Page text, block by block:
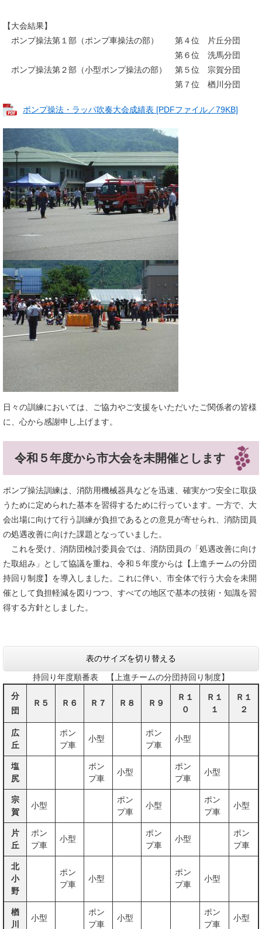
【大会結果】
ポンプ操法第１部（ポンプ車操法の部） 第４位 片丘分団
第６位 洗馬分団
ポンプ操法第２部（小型ポンプ操法の部） 第５位 宗賀分団
第７位 楢川分団
ポンプ操法・ラッパ吹奏大会成績表 [PDFファイル／79KB]
日々の訓練においては、ご協力やご支援をいただいたご関係者の皆様
に、心から感謝申し上げます。
令和５年度から市大会を未開催とします
ポンプ操法訓練は、消防用機械器具などを迅速、確実かつ安全に取扱
うために定められた基本を習得するために行っています。一方で、大
会出場に向けて行う訓練が負担であるとの意見が寄せられ、消防団員
の処遇改善に向けた課題となっていました。
これを受け、消防団検討委員会では、消防団員の「処遇改善に向け
た取組み」として協議を重ね、令和５年度からは【上進チームの分団
持回り制度】を導入しました。これに伴い、市全体で行う大会を未開
催として負担軽減を図りつつ、すべての地区で基本の技術・知識を習
得する方針としました。
表のサイズを切り替える
持回り年度順番表 【上進チームの分団持回り制度】
分
団
Ｒ５ Ｒ６ Ｒ７ Ｒ８ Ｒ９
Ｒ１
０
Ｒ１
１
Ｒ１
２
広
丘
ポン
プ車
小型
ポン
プ車
小型
塩
尻
ポン
プ車
小型
ポン
プ車
小型
宗
賀
小型
ポン
プ車
小型
ポン
プ車
小型
片
丘
ポン
プ車
小型
ポン
プ車
小型
ポン
プ車
北
小
野
ポン
プ車
小型
ポン
プ車
小型
楢
川
小型
ポン
プ車
小型
ポン
プ車
小型